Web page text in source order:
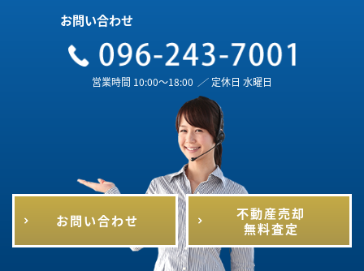
お問い合わせ
営業時間 10:00～18:00 ／ 定休日 水曜日
お問い合わせ
不動産売却
無料査定